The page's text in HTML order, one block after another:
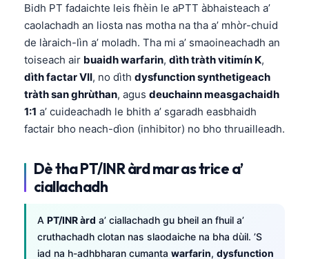
Bidh PT fadaichte leis fhèin le aPTT àbhaisteach a’
caolachadh an liosta nas motha na tha a’ mhòr-chuid
de làraich-lìn a’ moladh. Tha mi a’ smaoineachadh an
toiseach air buaidh warfarin, dìth tràth vitimín K,
dìth factar VII, no dìth dysfunction synthetigeach
tràth san ghrùthan, agus deuchainn measgachaidh
1:1 a’ cuideachadh le bhith a’ sgaradh easbhaidh
factair bho neach-dìon (inhibitor) no bho thruailleadh.
Dè tha PT/INR àrd mar as trice a’
ciallachadh
A PT/INR àrd a’ ciallachadh gu bheil an fhuil a’
cruthachadh clotan nas slaodaiche na bha dùil. ’S
iad na h-adhbharan cumanta warfarin, dysfunction